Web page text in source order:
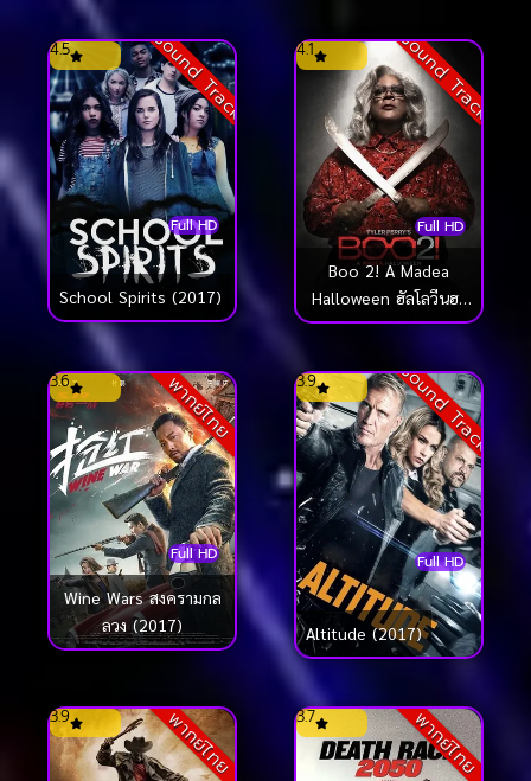
Sound Track
Full HD
4.5
School Spirits (2017)
Sound Track
Full HD
4.1
Boo 2! A Madea
Halloween ฮัลโลวีนฮา
คุณป้ามหาภัย 2 (2017)
พากย์ไทย
Full HD
3.6
Wine Wars สงครามกล
ลวง (2017)
Sound Track
Full HD
3.9
Altitude (2017)
พากย์ไทย
3.9 พากย์ไทย
3.7